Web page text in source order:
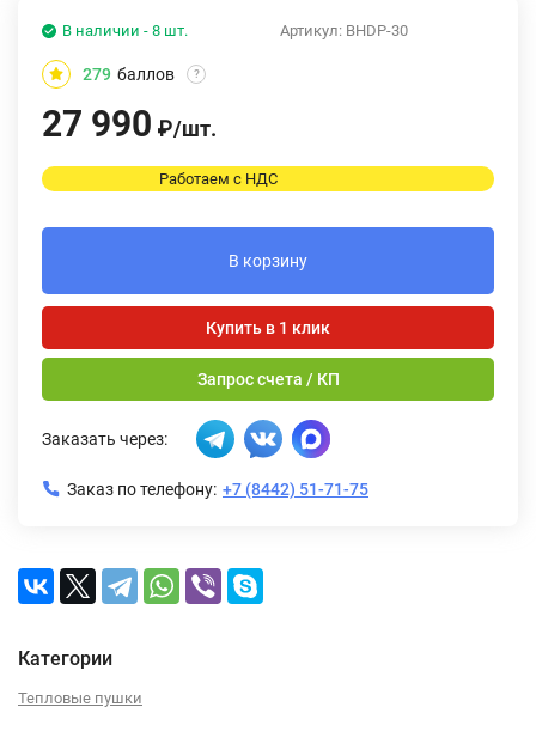
Артикул: BHDP-30
В наличии - 8 шт.
279 баллов ?
27 990 ₽/шт.
Работаем с НДС
В корзину
Купить в 1 клик
Запрос счета / КП
Заказать через:
Заказ по телефону: +7 (8442) 51-71-75
Категории
Тепловые пушки